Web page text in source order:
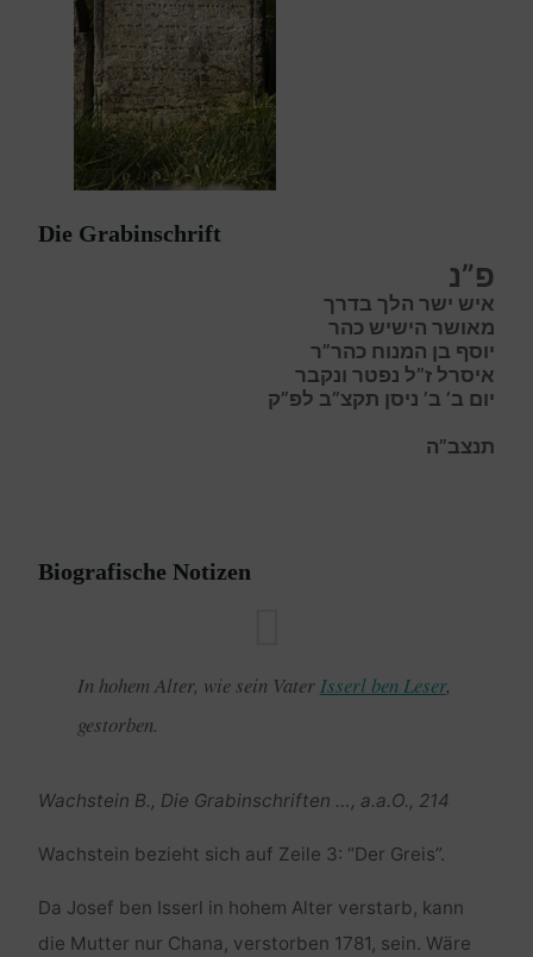
Die Grabinschrift
פ”נ
איש ישר הלך בדרך
מאושר הישיש כהר
יוסף בן המנוח כהר”ר
איסרל ז”ל נפטר ונקבר
יום ב’ ב’ ניסן תקצ”ב לפ”ק
תנצב”ה
Biografische Notizen
In hohem Alter, wie sein VaterIsserl ben Leser,
gestorben.
Wachstein B., Die Grabinschriften …, a.a.O., 214
Wachstein bezieht sich auf Zeile 3: “Der Greis”.
Da Josef ben Isserl in hohem Alter verstarb, kann
die Mutter nur Chana, verstorben 1781, sein. Wäre